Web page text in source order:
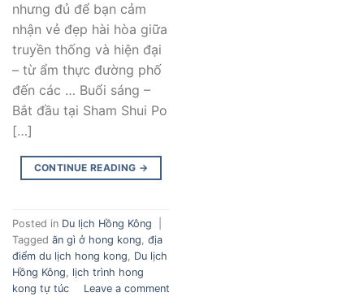
nhưng đủ để bạn cảm
nhận vẻ đẹp hài hòa giữa
truyền thống và hiện đại
– từ ẩm thực đường phố
đến các … Buổi sáng –
Bắt đầu tại Sham Shui Po
[…]
CONTINUE READING →
Posted in Du lịch Hồng Kông
Tagged ăn gì ở hong kong địa
điểm du lịch hong kong
Du lịch
Hồng Kông
lịch trình hong
kong tự túc
Leave a comment